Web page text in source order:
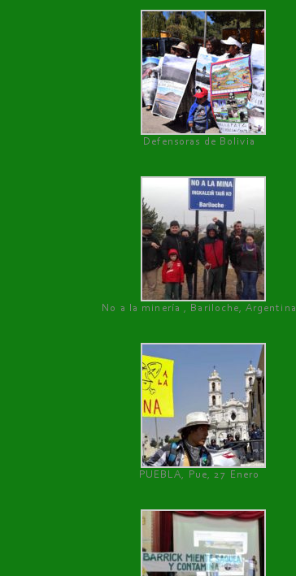
Defensoras de Bolivia
No a la minería , Bariloche, Argentina
PUEBLA, Pue, 27 Enero